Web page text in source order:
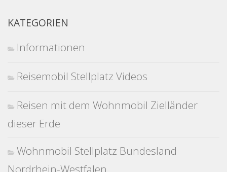
KATEGORIEN
Informationen
Reisemobil Stellplatz Videos
Reisen mit dem Wohnmobil Zielländer
dieser Erde
Wohnmobil Stellplatz Bundesland
Nordrhein-Westfalen